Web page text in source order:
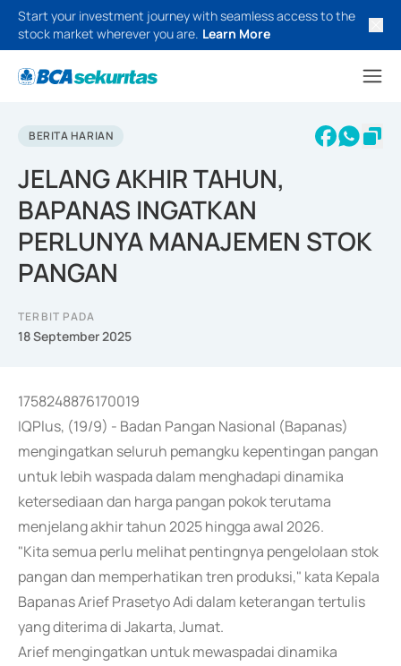
Start your investment journey with seamless access to the
stock market wherever you are. Learn More
BERITA HARIAN
JELANG AKHIR TAHUN,
BAPANAS INGATKAN
PERLUNYA MANAJEMEN STOK
PANGAN
TERBIT PADA
18 September 2025
1758248876170019
IQPlus, (19/9) - Badan Pangan Nasional (Bapanas)
mengingatkan seluruh pemangku kepentingan pangan
untuk lebih waspada dalam menghadapi dinamika
ketersediaan dan harga pangan pokok terutama
menjelang akhir tahun 2025 hingga awal 2026.
"Kita semua perlu melihat pentingnya pengelolaan stok
pangan dan memperhatikan tren produksi," kata Kepala
Bapanas Arief Prasetyo Adi dalam keterangan tertulis
yang diterima di Jakarta, Jumat.
Arief mengingatkan untuk mewaspadai dinamika